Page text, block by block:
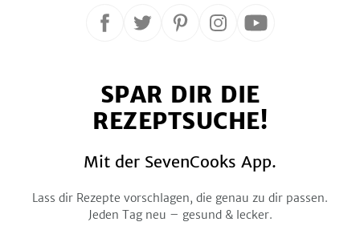
Folge
Facebook
Folge
Twitter
Folge
Pinterest
Folge
Instagram
Folge
YouTube
SPAR DIR DIE
REZEPTSUCHE!
Mit der SevenCooks App.
Lass dir Rezepte vorschlagen, die genau zu dir passen.
Jeden Tag neu – gesund & lecker.